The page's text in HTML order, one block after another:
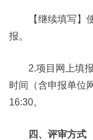
【继续填写】使
报。
2.项目网上填报
时间（含申报单位
16:30。
四、评审方式